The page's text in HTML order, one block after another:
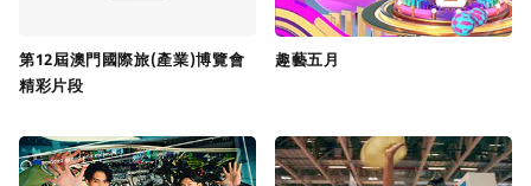
第12屆澳門國際旅(產業)博覽會
精彩片段
趣藝五月